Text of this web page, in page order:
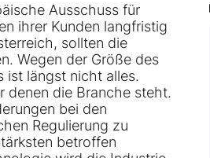
Ausschuss für
ihrer Kunden langfristig
sollten die
Wegen der Größe des
ist längst nicht alles.
denen die Branche steht.
bei den
Regulierung zu
betroffen